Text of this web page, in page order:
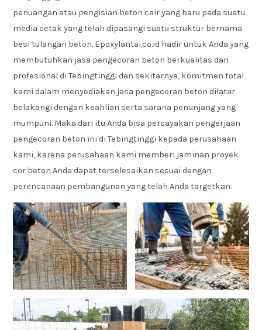
penuangan atau pengisian beton cair yang baru pada suatu
media cetak yang telah dipasangi suatu struktur bernama
besi tulangan beton. Epoxylantai.co.id hadir untuk Anda yang
membutuhkan jasa pengecoran beton berkualitas dan
profesional di Tebingtinggi dan sekitarnya, komitmen total
kami dalam menyediakan jasa pengecoran beton dilatar
belakangi dengan keahlian serta sarana penunjang yang
mumpuni. Maka dari itu Anda bisa percayakan pengerjaan
pengecoran beton ini di Tebingtinggi kepada perusahaan
kami, karena perusahaan kami memberi jaminan proyek
cor beton Anda dapat terselesaikan sesuai dengan
perencanaan pembangunan yang telah Anda targetkan.